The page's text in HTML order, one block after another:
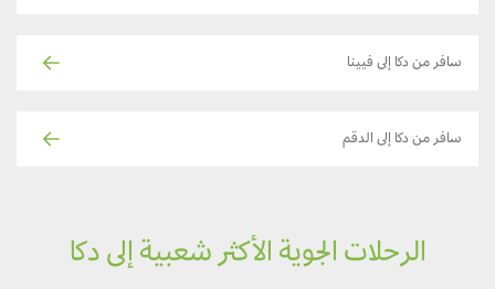
سافر من دكا إلى فيينا
سافر من دكا إلى الدقم
الرحلات الجوية الأكثر شعبية إلى دكا